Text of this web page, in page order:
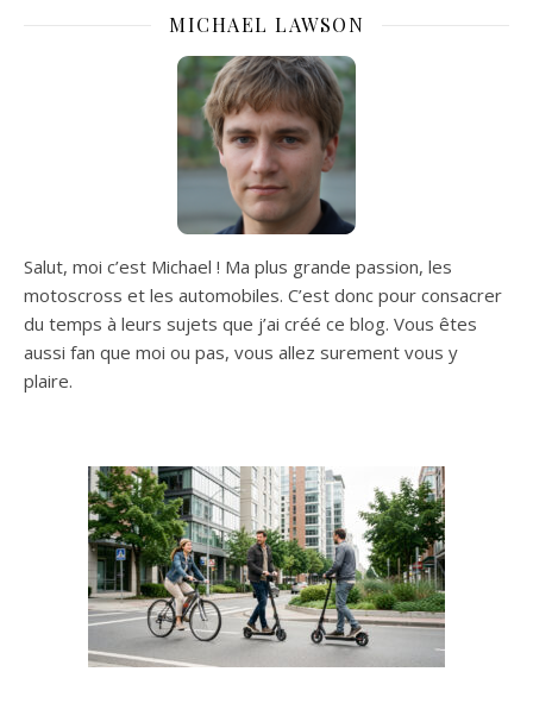
MICHAEL LAWSON
Salut, moi c’est Michael ! Ma plus grande passion, les
motoscross et les automobiles. C’est donc pour consacrer
du temps à leurs sujets que j’ai créé ce blog. Vous êtes
aussi fan que moi ou pas, vous allez surement vous y
plaire.